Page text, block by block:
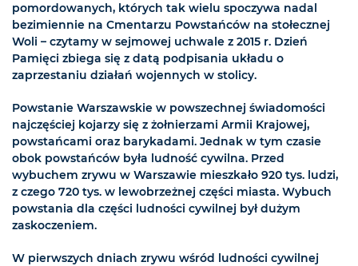
pomordowanych, których tak wielu spoczywa nadal
bezimiennie na Cmentarzu Powstańców na stołecznej
Woli – czytamy w sejmowej uchwale z 2015 r. Dzień
Pamięci zbiega się z datą podpisania układu o
zaprzestaniu działań wojennych w stolicy.
Powstanie Warszawskie w powszechnej świadomości
najczęściej kojarzy się z żołnierzami Armii Krajowej,
powstańcami oraz barykadami. Jednak w tym czasie
obok powstańców była ludność cywilna. Przed
wybuchem zrywu w Warszawie mieszkało 920 tys. ludzi,
z czego 720 tys. w lewobrzeżnej części miasta. Wybuch
powstania dla części ludności cywilnej był dużym
zaskoczeniem.
W pierwszych dniach zrywu wśród ludności cywilnej